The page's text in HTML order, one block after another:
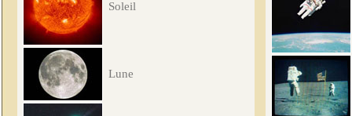
Soleil
Lune